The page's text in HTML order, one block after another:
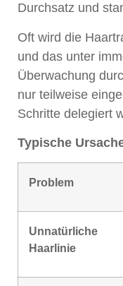
Durchsatz und
Oft wird die
und das unter
Überwachung
nur teilweise
Schritte delegiert
Typische
Problem
Unnatürliche
Haarlinie